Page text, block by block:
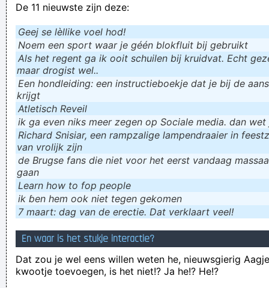
Verknoei je tijd op een nuttige manier!
Geej se lèllike voel hod!
De 11 nieuwste zijn deze:
Geej se lèllike voel hod!
Noem een sport waar je géén blokfluit bij gebruikt
Als het regent ga ik ooit schuilen bij kruidvat. Echt
maar drogist wel..
Een hondleiding: een instructieboekje dat je bij de
krijgt
Atletisch Reveil
ik ga even niks meer zegen op Sociale media. dan
Richard Snisiar, een rampzalige lampendraaier in
van vrolijk zijn
de Brugse fans die niet voor het eerst vandaag
gaan
Learn how to fop people
ik ɓen hem ook niet tegen gekomen
7 maart: dag van de erectie. Dat verklaart veel!
En waar is het stukje interactie?
Dat zou je wel eens willen weten he, nieuwsgierig
kwootje toevoegen, is het niet!? Ja he!? He!?